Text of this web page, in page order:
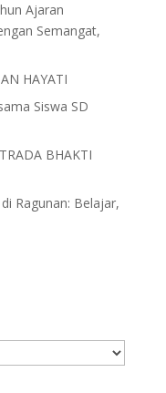
Ajaran
Semangat,
HAYATI
Siswa SD
BHAKTI
Ragunan: Belajar,